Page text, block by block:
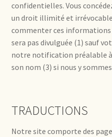
confidentielles. Vous
un droit illimité et
commenter ces
sera pas divulguée (1) sauf
notre notification préalable
son nom (3) si nous y
TRADUCTIONS
Notre site comporte des